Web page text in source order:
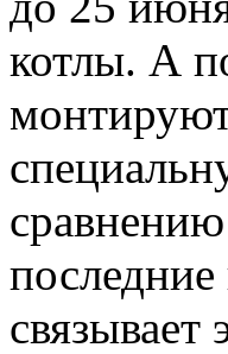
котлы. А
связывает